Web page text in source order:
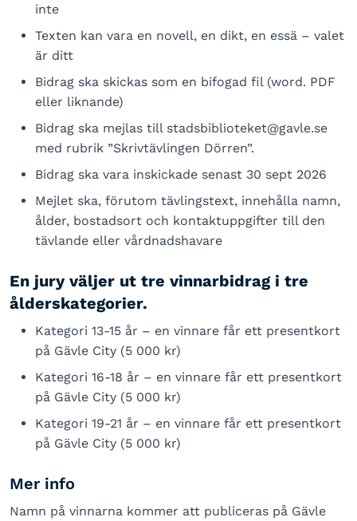
inte
Texten kan vara en novell, en dikt, en essä – valet
är ditt
Bidrag ska skickas som en bifogad fil (word. PDF
eller liknande)
Bidrag ska mejlas till stadsbiblioteket@gavle.se
med rubrik ”Skrivtävlingen Dörren”.
Bidrag ska vara inskickade senast 30 sept 2026
Mejlet ska, förutom tävlingstext, innehålla namn,
ålder, bostadsort och kontaktuppgifter till den
tävlande eller vårdnadshavare
En jury väljer ut tre vinnarbidrag i tre
ålderskategorier.
Kategori 13-15 år – en vinnare får ett presentkort
på Gävle City (5 000 kr)
Kategori 16-18 år – en vinnare får ett presentkort
på Gävle City (5 000 kr)
Kategori 19-21 år – en vinnare får ett presentkort
på Gävle City (5 000 kr)
Mer info
Namn på vinnarna kommer att publiceras på Gävle